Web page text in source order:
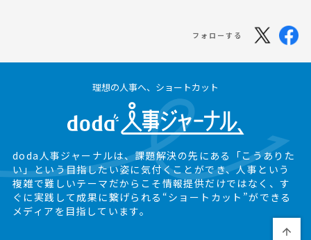
フォローする
理想の人事へ、ショートカット
doda人事ジャーナルは、課題解決の先にある
「こうありた
い」という目指したい姿に気付くことができ、人事という
複雑で難しいテーマだからこそ情報提供だけではなく、 す
ぐに実践して成果に繋げられる“ショートカット”ができる
メディアを目指しています。